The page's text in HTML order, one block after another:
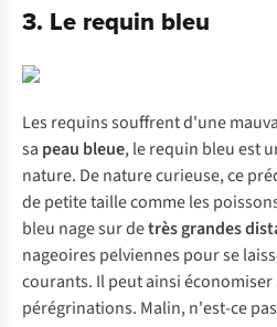
3. Le requin bleu
Les requins souffrent d'une
sa peau bleue, le requin bleu est
nature. De nature curieuse, ce
de petite taille comme les
bleu nage sur detrès grandes
nageoires pelviennes pour se
courants. Il peut ainsi
pérégrinations. Malin, n'est-ce